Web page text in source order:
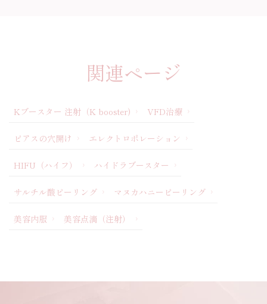
関連ページ
Kブースター 注射（K booster) VFD治療
ピアスの穴開け エレクトロポレーション
HIFU（ハイフ） ハイドラブースター
サルチル酸ピーリング マヌカハニーピーリング
美容内服 美容点滴（注射）